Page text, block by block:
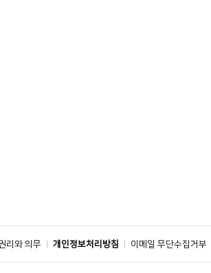
리와 의무 개인정보처리방침 이메일 무단수집거부